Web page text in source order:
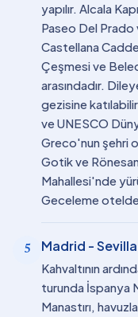
yapılır. Alcala
Paseo Del Prado
Castellana
Çeşmesi ve
arasındadır.
gezisine
ve UNESCO
Greco'nun şehri
Gotik ve
Mahallesi'nde
Geceleme
5 Madrid - Sevilla
Kahvaltının
turunda İspanya
Manastırı,